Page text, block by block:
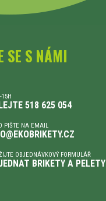
SE S NÁMI
15H
518 625 054
PIŠTE NA EMAIL
OBJEDNÁVKOVÝ FORMULÁŘ
BRIKETY A PELETY